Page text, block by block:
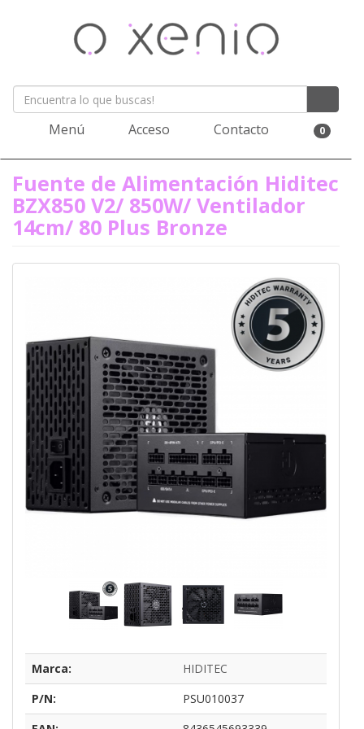
Menú Acceso Contacto 0
Fuente de Alimentación Hiditec
BZX850 V2/ 850W/ Ventilador
14cm/ 80 Plus Bronze
Marca:
HIDITEC
P/N:
PSU010037